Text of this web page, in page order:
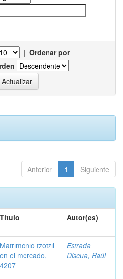
| Ordenar por
Anterior 1 Siguiente
Título Autor(es)
Matrimonio tzotzil
en el mercado,
4207
Estrada
Discua, Raúl